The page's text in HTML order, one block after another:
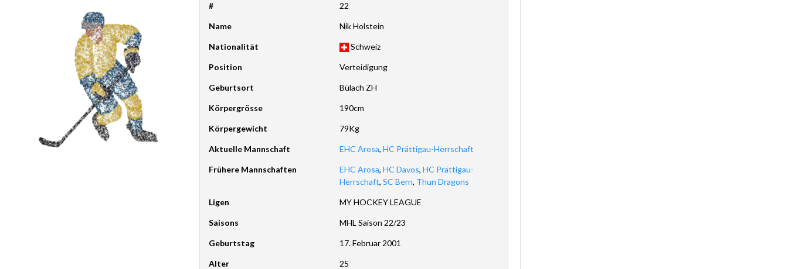
# 22
Name Nik Holstein
Nationalität Schweiz
Position Verteidigung
Geburtsort Bülach ZH
Körpergrösse 190cm
Körpergewicht 79Kg
Aktuelle Mannschaft EHC Arosa, HC Prättigau-Herrschaft
Frühere Mannschaften EHC Arosa, HC Davos, HC Prättigau-
Herrschaft, SC Bern, Thun Dragons
Ligen MY HOCKEY LEAGUE
Saisons MHL Saison 22/23
Geburtstag 17. Februar 2001
Alter 25